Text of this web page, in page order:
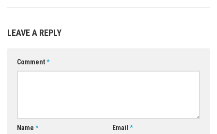
LEAVE A REPLY
Comment*
Name * Email *